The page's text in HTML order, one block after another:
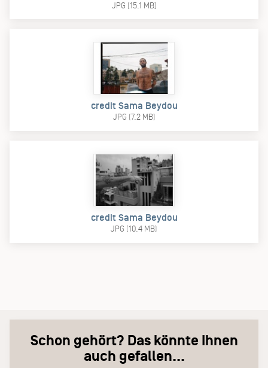
JPG (15.1 MB)
credit Sama Beydou
JPG (7.2 MB)
credit Sama Beydou
JPG (10.4 MB)
Schon gehört? Das könnte Ihnen
auch gefallen...